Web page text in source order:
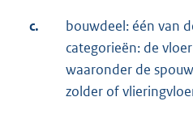
c.
bouwdeel: één van
categorieën: de
waaronder de
zolder of